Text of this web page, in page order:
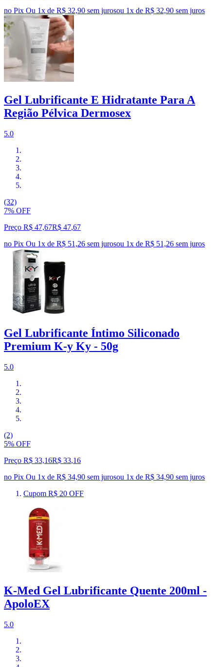
no Pix Ou 1x de R$ 32,90 sem jurosou 1x de R$ 32,90 sem juros
Gel Lubrificante E Hidratante Para A
Região Pélvica Dermosex
5.0
(32)
7% OFF
Preço R$ 47,67R$ 47,67
no Pix Ou 1x de R$ 51,26 sem jurosou 1x de R$ 51,26 sem juros
Gel Lubrificante Íntimo Siliconado
Premium K-y Ky - 50g
5.0
(2)
5% OFF
Preço R$ 33,16R$ 33,16
no Pix Ou 1x de R$ 34,90 sem jurosou 1x de R$ 34,90 sem juros
Cupom R$ 20 OFF
K-Med Gel Lubrificante Quente 200ml -
ApoloEX
5.0